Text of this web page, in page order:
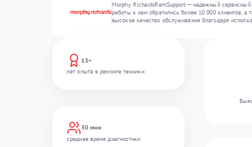
Morphy RichardsRemSupport — надежный
работы к нам обратились более 10 000 клиентов,
высокое качество обслуживания благодаря
13+
лет опыта в ремонте техники
30 мин
среднее время диагностики